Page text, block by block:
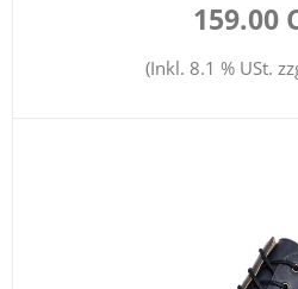
159.00
(Inkl. 8.1 % USt.